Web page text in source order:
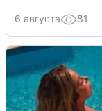
6 августа 81